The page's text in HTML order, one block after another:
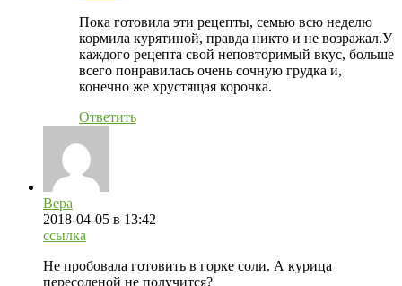
Пока готовила эти рецепты, семью всю неделю
кормила курятиной, правда никто и не возражал.У
каждого рецепта свой неповторимый вкус, больше
всего понравилась очень сочную грудка и,
конечно же хрустящая корочка.
Ответить
Вера
2018-04-05 в 13:42
ссылка
Не пробовала готовить в горке соли. А курица
пересоленой не получится?